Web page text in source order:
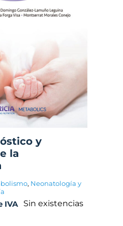
y
la
, Neonatología y
IVA Sin existencias